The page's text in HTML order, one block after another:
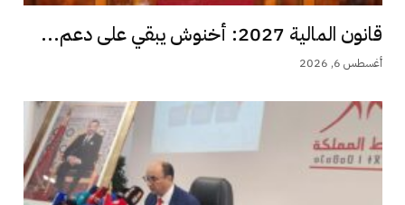
قانون المالية 2027: أخنوش يبقي على دعم...
أغسطس 6, 2026